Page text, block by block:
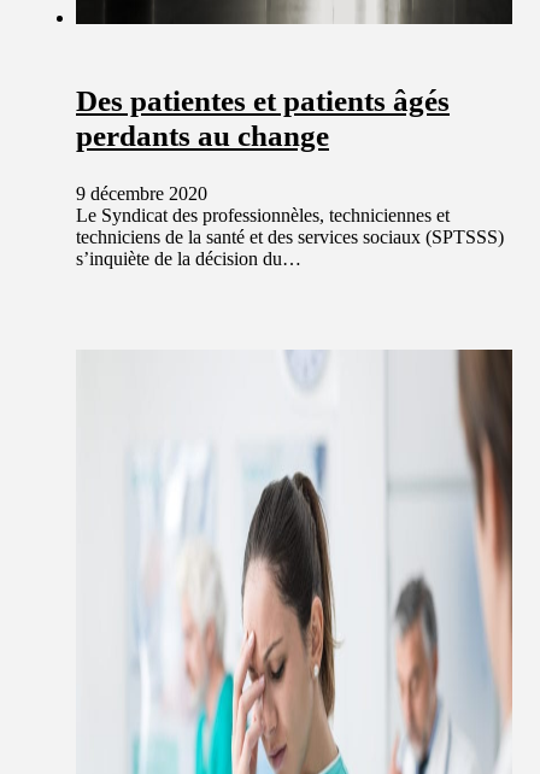
Des patientes et patients âgés
perdants au change
9 décembre 2020
Le Syndicat des professionnèles, techniciennes et
techniciens de la santé et des services sociaux (SPTSSS)
s’inquiète de la décision du…